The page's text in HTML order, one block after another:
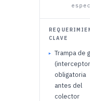
CLAVE
Trampa de
obligatoria
antes del
colector